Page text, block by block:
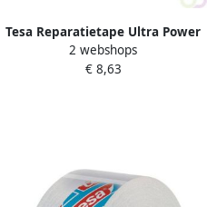
Tesa Reparatietape Ultra Power
Clear repair 10mx48mm
transparant
2 webshops
€ 8,63